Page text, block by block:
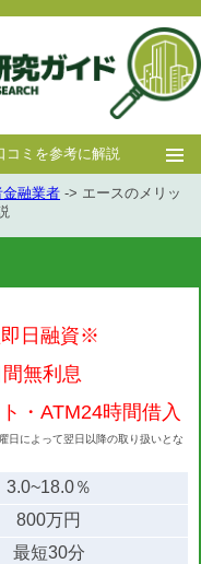
コミを参考に解説
ング
キャッシング
豆知識
融業者 -> エースのメリッ
日融資※
無利息
・ATM24時間借入
日によって翌日以降の取り扱いとな
3.0~18.0％
800万円
最短30分